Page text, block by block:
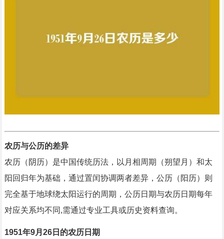
农历与公历的差异
农历（阴历）是中国传统历法，以月相周期（朔望月）和太
阳回归年为基础，通过置闰协调两者差异，公历（阳历）则
完全基于地球绕太阳运行的周期，公历日期与农历日期每年
对应关系均不同,需通过专业工具或历史资料查询。
1951年9月26日的农历日期